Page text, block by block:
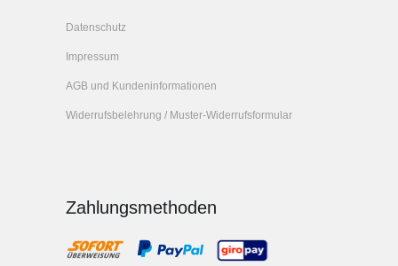
Datenschutz
Impressum
AGB und Kundeninformationen
Widerrufsbelehrung / Muster-Widerrufsformular
Zahlungsmethoden